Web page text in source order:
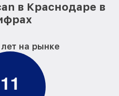
в Краснодаре в
на рынке
11